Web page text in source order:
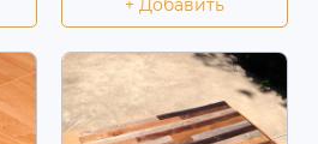
+ Добавить